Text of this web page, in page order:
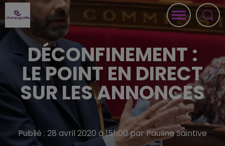
DÉCONFINEMENT :
LE POINT EN DIRECT
SUR LES ANNONCES
Publié : 28 avril 2020 à 15h00 par Pauline Saintive